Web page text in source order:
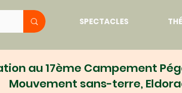
SPECTACLES
au 17ème Campement
Mouvement sans-terre,